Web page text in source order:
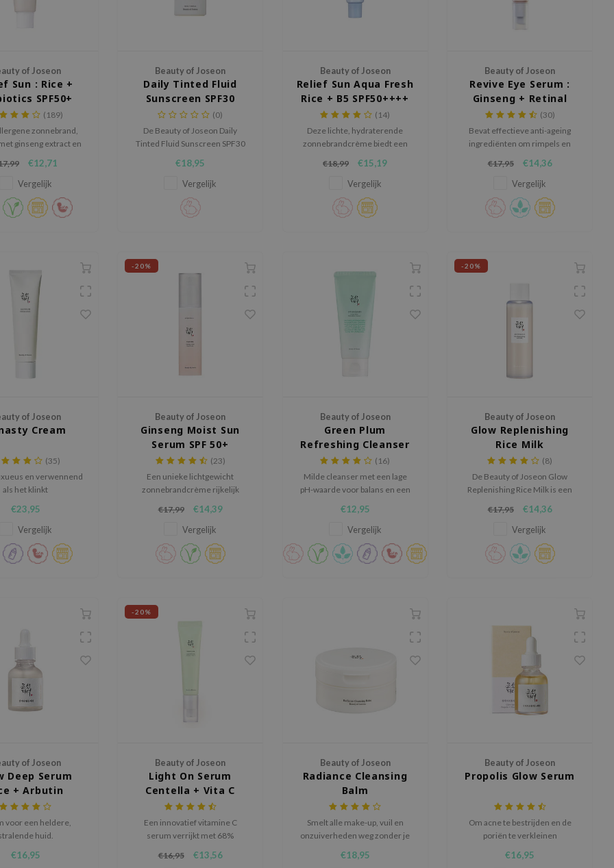
of Joseon
Sun : Rice +
SPF50+
PA++++(189)
zonnebrand,
ginseng extract en
€12,71
Vergelijk
Beauty of Joseon
Daily Tinted Fluid
Sunscreen SPF30
PA+++
(0)
De Beauty of Joseon Daily
Tinted Fluid Sunscreen SPF30
zonnebrandfluïde met minerale
UV filter die de huid helpt
beschermen tegen uv straling
en tegelijk een egale,
€18,95
Vergelijk
Beauty of Joseon
Relief Sun Aqua Fresh
Rice + B5 SPF50++++
(14)
Deze lichte, hydraterende
zonnebrandcrème biedt een
en verzacht en voedt de huid
met rijstextract en vitamine B5,
voor een frisse, niet-vette
finish.
€18,99 €15,19
Vergelijk
Beauty of Joseon
Revive Eye Serum :
Ginseng + Retinal
(30)
Bevat effectieve anti-ageing
ingrediënten om rimpels en
tegelijkertijd de huid diep te
hydrateren.
€17,95 €14,36
Vergelijk
of Joseon
Cream
(35)
en verwennend
als het klinkt
€23,95
Vergelijk
-20%
Beauty of Joseon
Ginseng Moist Sun
Serum SPF 50+
PA++++ (23)
Een unieke lichtgewicht
zonnebrandcrème rijkelijk
extract.
€17,99 €14,39
Vergelijk
Beauty of Joseon
Green Plum
Refreshing Cleanser
(16)
Milde cleanser met een lage
pH-waarde voor balans en een
formule.
€12,95
Vergelijk
-20%
Beauty of Joseon
Glow Replenishing
Rice Milk
(8)
De Beauty of Joseon Glow
Replenishing Rice Milk is een
rijstextract en aminozuren om
de huid te hydrateren en
revitaliseren.
€17,95 €14,36
Vergelijk
of Joseon
Deep Serum
+ Arbutin
voor een heldere,
huid.
€16,95
-20%
Beauty of Joseon
Light On Serum
Centella + Vita C
Een innovatief vitamine C
serum verrijkt met 68%
verhelderend en verzachtend
€16,95 €13,56
Beauty of Joseon
Radiance Cleansing
Balm
Smelt alle make-up, vuil en
onzuiverheden weg zonder je
trekkerig gevoel te geven
€18,95
Beauty of Joseon
Propolis Glow Serum
Om acne te bestrijden en de
poriën te verkleinen
€16,95